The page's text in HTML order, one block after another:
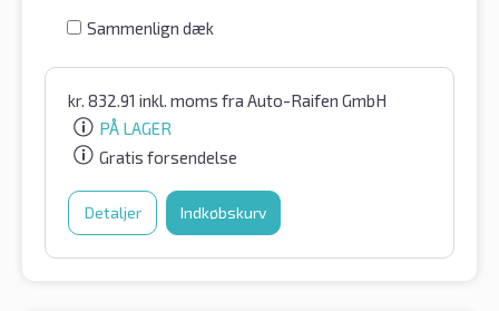
Sammenlign dæk
kr. 832.91 inkl. moms fra Auto-Raifen GmbH
PÅ LAGER
Gratis forsendelse
Detaljer Indkøbskurv